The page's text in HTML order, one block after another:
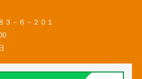
３－６－２０１